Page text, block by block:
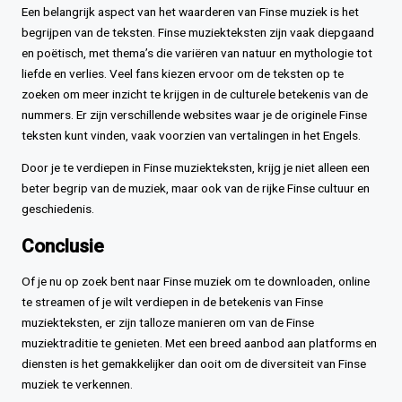
Een belangrijk aspect van het waarderen van Finse muziek is het
begrijpen van de teksten. Finse muziekteksten zijn vaak diepgaand
en poëtisch, met thema’s die variëren van natuur en mythologie tot
liefde en verlies. Veel fans kiezen ervoor om de teksten op te
zoeken om meer inzicht te krijgen in de culturele betekenis van de
nummers. Er zijn verschillende websites waar je de originele Finse
teksten kunt vinden, vaak voorzien van vertalingen in het Engels.
Door je te verdiepen in Finse muziekteksten, krijg je niet alleen een
beter begrip van de muziek, maar ook van de rijke Finse cultuur en
geschiedenis.
Conclusie
Of je nu op zoek bent naar Finse muziek om te downloaden, online
te streamen of je wilt verdiepen in de betekenis van Finse
muziekteksten, er zijn talloze manieren om van de Finse
muziektraditie te genieten. Met een breed aanbod aan platforms en
diensten is het gemakkelijker dan ooit om de diversiteit van Finse
muziek te verkennen.